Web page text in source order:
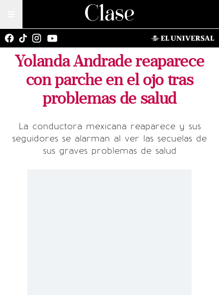
Yolanda Andrade reaparece
con parche en el ojo tras
problemas de salud
La conductora mexicana reaparece y sus
seguidores se alarman al ver las secuelas de
sus graves problemas de salud